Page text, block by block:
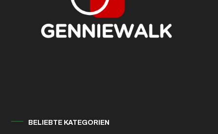
BELIEBTE KATEGORIEN